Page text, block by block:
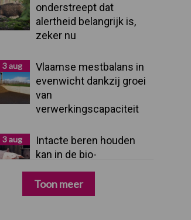
onderstreept dat
alertheid belangrijk is,
zeker nu
3 aug
Vlaamse mestbalans in
evenwicht dankzij groei
van
verwerkingscapaciteit
3 aug
Intacte beren houden
kan in de bio-
dan moet alles kloppen
Toon meer